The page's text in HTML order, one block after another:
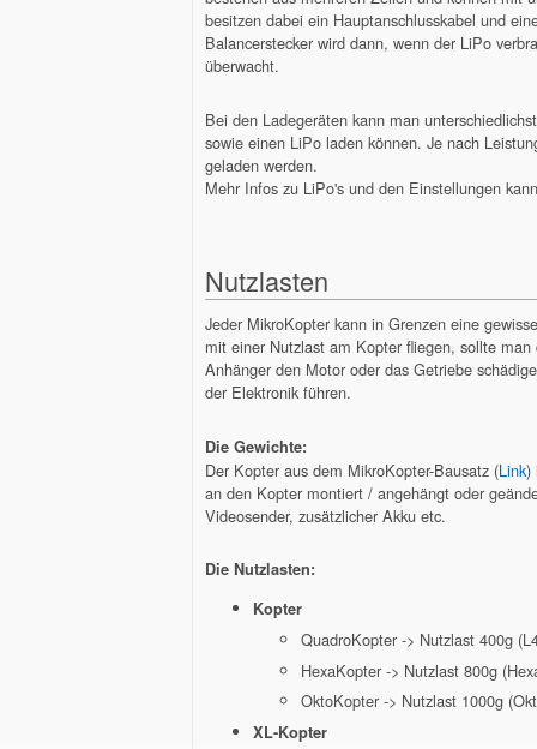
besitzen dabei ein Hauptanschlusskabel und
Balancerstecker wird dann, wenn der LiPo
überwacht.
Bei den Ladegeräten kann man
sowie einen LiPo laden können. Je nach
geladen werden.
Mehr Infos zu LiPo's und den Einstellungen
Nutzlasten
Jeder MikroKopter kann in Grenzen eine
mit einer Nutzlast am Kopter fliegen, sollte
Anhänger den Motor oder das Getriebe
der Elektronik führen.
Die Gewichte:
Der Kopter aus dem MikroKopter-Bausatz (Link)
an den Kopter montiert / angehängt oder
Videosender, zusätzlicher Akku etc.
Die Nutzlasten:
Kopter
QuadroKopter -> Nutzlast 400g
HexaKopter -> Nutzlast 800g
OktoKopter -> Nutzlast 1000g
XL-Kopter